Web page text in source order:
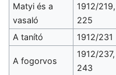
Matyi és a
vasaló
1912/219,
225
A tanító 1912/231
A fogorvos
1912/237,
243